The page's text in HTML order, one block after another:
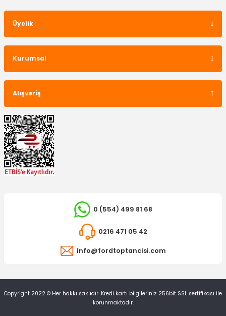
Üyelik
Kurumsal
Alışveriş
0 (554) 499 81 68
0216 471 05 42
info@fordtoptancisi.com
Copyright 2022 © Her hakkı saklıdır. Kredi kartı bilgileriniz 256bit SSL sertifikası ile
korunmaktadır.